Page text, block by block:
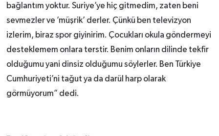
bağlantım yoktur. Suriye’ye hiç gitmedim, zaten beni
sevmezler ve ’müşrik’ derler. Çünkü ben televizyon
izlerim, biraz spor giyinirim. Çocukları okula göndermeyi
desteklemem onlara terstir. Benim onların dilinde tekfir
olduğumu yani dinsiz olduğumu söylerler. Ben Türkiye
Cumhuriyeti’ni tağut ya da darül harp olarak
görmüyorum” dedi.